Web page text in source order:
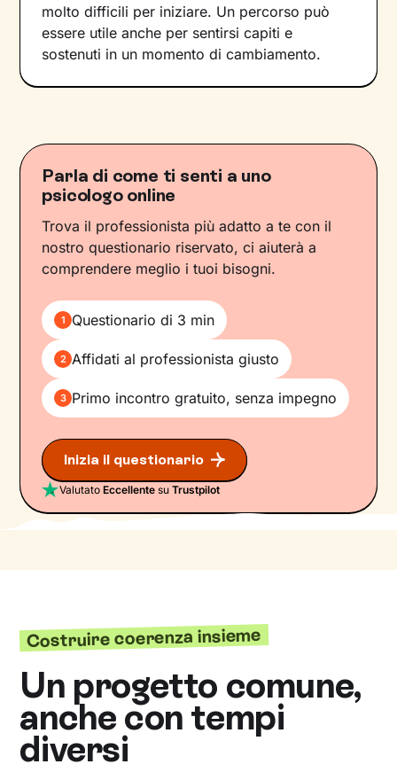
molto difficili per iniziare. Un percorso può
essere utile anche per sentirsi capiti e
sostenuti in un momento di cambiamento.
Parla di come ti senti a uno
psicologo online
Trova il professionista più adatto a te con il
nostro questionario riservato, ci aiuterà a
comprendere meglio i tuoi bisogni.
1 Questionario di 3 min
2 Affidati al professionista giusto
3 Primo incontro gratuito, senza impegno
Inizia il questionario
ValutatoEccellente suTrustpilot
Costruire coerenza insieme
Un progetto comune,
anche con tempi
diversi